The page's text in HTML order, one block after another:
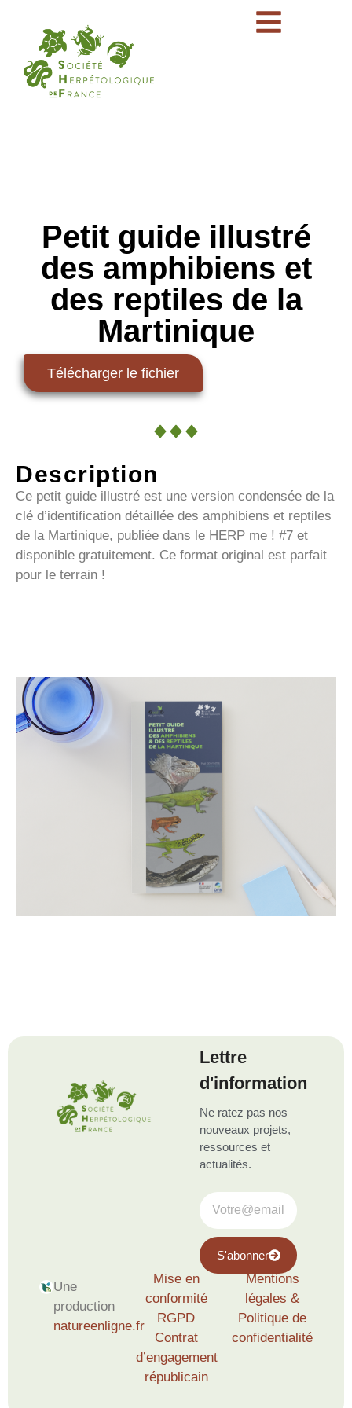
Petit guide illustré
des amphibiens et
des reptiles de la
Martinique
Télécharger le fichier
Description
Ce petit guide illustré est une version condensée de la
clé d’identification détaillée des amphibiens et reptiles
de la Martinique, publiée dans le HERP me ! #7 et
disponible gratuitement. Ce format original est parfait
pour le terrain !
Lettre
d'information
Ne ratez pas nos
nouveaux projets,
ressources et
actualités.
S'abonner
Une
production
natureenligne.fr
Mise en
conformité
RGPD
Contrat
d’engagement
républicain
Mentions
légales &
Politique de
confidentialité